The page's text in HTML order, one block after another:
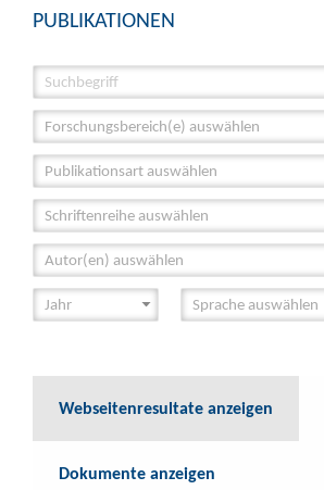
PUBLIKATIONEN
Forschungsbereich(e) auswählen
Publikationsart auswählen
Schriftenreihe auswählen
Autor(en) auswählen
Webseitenresultate anzeigen
Dokumente anzeigen